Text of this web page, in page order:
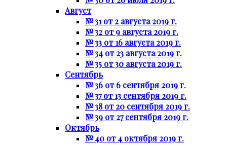
Август
№ 31 от 2 августа 2019 г.
№ 32 от 9 августа 2019 г.
№ 33 от 16 августа 2019 г.
№ 34 от 23 августа 2019 г.
№ 35 от 30 августа 2019 г.
Сентябрь
№ 36 от 6 сентября 2019 г.
№ 37 от 13 сентября 2019 г.
№ 38 от 20 сентября 2019 г.
№ 39 от 27 сентября 2019 г.
Октябрь
№ 40 от 4 октября 2019 г.